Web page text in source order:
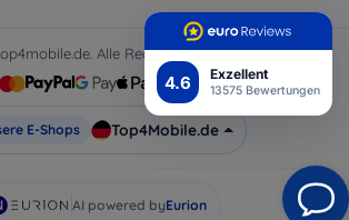
4.6 Exzellent
13575 Bewertungen
Alle Rechte vorbehalten.
E-Shops Top4Mobile.de
AI powered byEurion